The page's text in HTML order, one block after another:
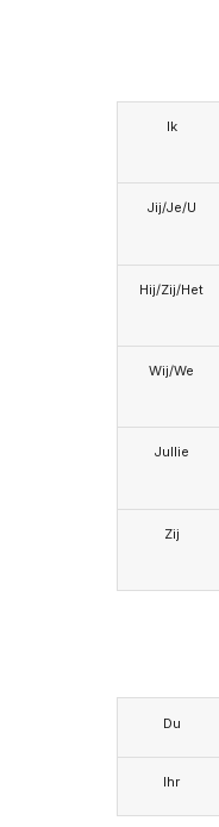
Ik
Jij/Je/U
Hij/Zij/Het
Wij/We
Jullie
Zij
Du
Ihr